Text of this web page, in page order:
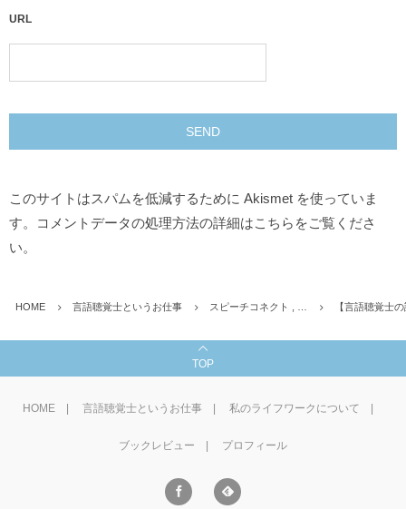
URL
このサイトはスパムを低減するために Akismet を使っていま
す。
コメントデータの処理方法の詳細はこちらをご覧くださ
い。
HOME 言語聴覚士というお仕事 スピーチコネクト , … 【言語聴覚士
TOP
HOME 言語聴覚士というお仕事 私のライフワークについて
ブックレビュー プロフィール